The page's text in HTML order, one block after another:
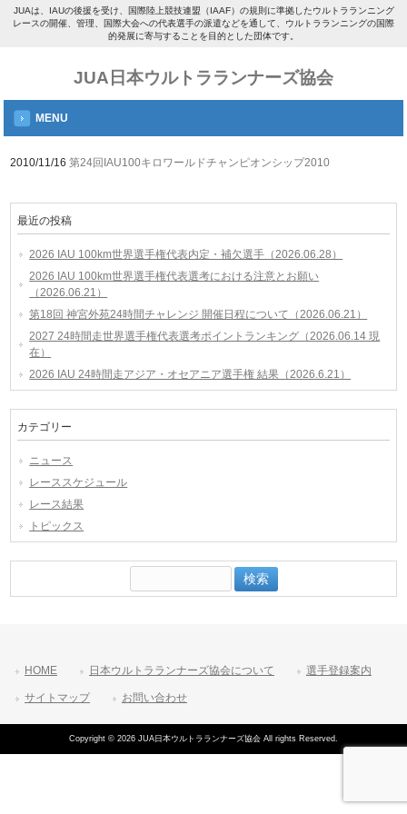
JUAは、IAUの後援を受け、国際陸上競技連盟（IAAF）の規則に準拠したウルトラランニング
レースの開催、管理、国際大会への代表選手の派遣などを通して、ウルトラランニングの国際
的発展に寄与することを目的とした団体です。
JUA日本ウルトラランナーズ協会
MENU
2010/11/16 第24回IAU100キロワールドチャンピオンシップ2010
最近の投稿
2026 IAU 100km世界選手権代表内定・補欠選手（2026.06.28）
2026 IAU 100km世界選手権代表選考における注意とお願い
（2026.06.21）
第18回 神宮外苑24時間チャレンジ 開催日程について（2026.06.21）
2027 24時間走世界選手権代表選考ポイントランキング（2026.06.14 現
在）
2026 IAU 24時間走アジア・オセアニア選手権 結果（2026.6.21）
カテゴリー
ニュース
レーススケジュール
レース結果
トピックス
索:
HOME 日本ウルトラランナーズ協会について 選手登録案内
サイトマップ お問い合わせ
Copyright © 2026 JUA日本ウルトラランナーズ協会 All rights Reserved.